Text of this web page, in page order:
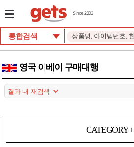
통합검색
영국 이베이 구매대행
CATEGORY+